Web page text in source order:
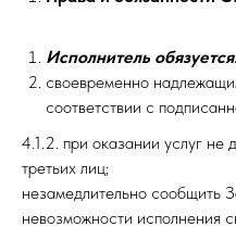
Исполнитель
своевременно
соответствии с
4.1.2. при оказании услуг не
третьих лиц;
незамедлительно сообщить
невозможности исполнения